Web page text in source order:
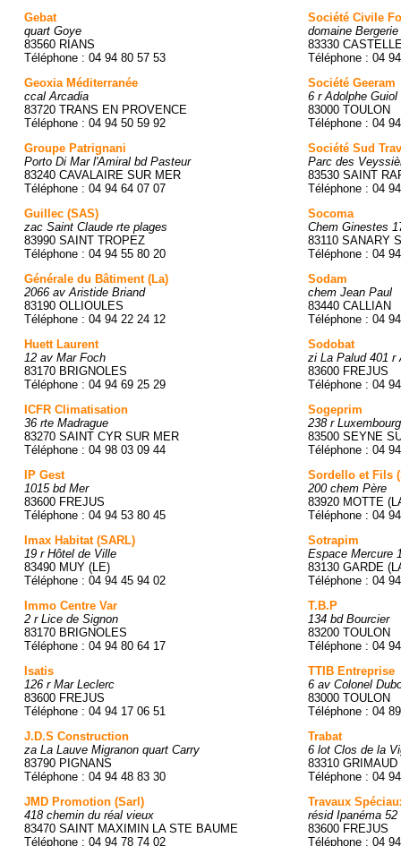
Gebat
quart Goye
83560 RIANS
Téléphone : 04 94 80 57 53
Geoxia Méditerranée
ccal Arcadia
83720 TRANS EN PROVENCE
Téléphone : 04 94 50 59 92
Groupe Patrignani
Porto Di Mar l'Amiral bd Pasteur
83240 CAVALAIRE SUR MER
Téléphone : 04 94 64 07 07
Guillec (SAS)
zac Saint Claude rte plages
83990 SAINT TROPEZ
Téléphone : 04 94 55 80 20
Générale du Bâtiment (La)
2066 av Aristide Briand
83190 OLLIOULES
Téléphone : 04 94 22 24 12
Huett Laurent
12 av Mar Foch
83170 BRIGNOLES
Téléphone : 04 94 69 25 29
ICFR Climatisation
36 rte Madrague
83270 SAINT CYR SUR MER
Téléphone : 04 98 03 09 44
IP Gest
1015 bd Mer
83600 FREJUS
Téléphone : 04 94 53 80 45
Imax Habitat (SARL)
19 r Hôtel de Ville
83490 MUY (LE)
Téléphone : 04 94 45 94 02
Immo Centre Var
2 r Lice de Signon
83170 BRIGNOLES
Téléphone : 04 94 80 64 17
Isatis
126 r Mar Leclerc
83600 FREJUS
Téléphone : 04 94 17 06 51
J.D.S Construction
za La Lauve Migranon quart Carry
83790 PIGNANS
Téléphone : 04 94 48 83 30
JMD Promotion (Sarl)
418 chemin du réal vieux
83470 SAINT MAXIMIN LA STE BAUME
Téléphone : 04 94 78 74 02
Société Civile
domaine Bergerie
83330
Téléphone : 04
Société Geeram
6 r Adolphe Guiol
83000 TOULON
Téléphone : 04
Société Sud
Parc des
83530 SAINT
Téléphone : 04
Socoma
Chem Ginestes
83110 SANARY
Téléphone : 04
Sodam
chem Jean Paul
83440 CALLIAN
Téléphone : 04
Sodobat
zi La Palud 401 r
83600 FREJUS
Téléphone : 04
Sogeprim
238 r Luxembourg
83500 SEYNE
Téléphone : 04
Sordello et Fils
200 chem Père
83920 MOTTE
Téléphone : 04
Sotrapim
Espace Mercure
83130 GARDE
Téléphone : 04
T.B.P
134 bd Bourcier
83200 TOULON
Téléphone : 04
TTIB Entreprise
6 av Colonel
83000 TOULON
Téléphone : 04
Trabat
6 lot Clos de la
83310 GRIMAUD
Téléphone : 04
Travaux
résid Ipanéma
83600 FREJUS
Téléphone : 04